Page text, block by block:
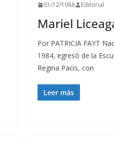
01/12/1988 Editorial
Mariel
Por PATRICIA FAYT
1984, egresó de la
Regina Pacis, con
Leer más